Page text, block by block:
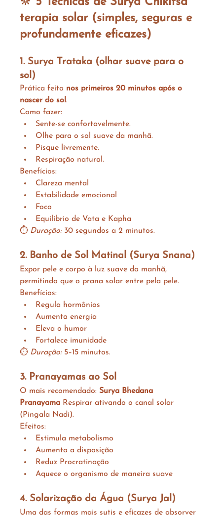
terapia solar (simples, seguras e
profundamente eficazes)
1. Surya Trataka (olhar suave para o
sol)
Prática feita nos primeiros 20 minutos após o
nascer do sol.
Como fazer:
Sente-se confortavelmente.
Olhe para o sol suave da manhã.
Pisque livremente.
Respiração natural.
Benefícios:
Clareza mental
Estabilidade emocional
Foco
Equilíbrio de Vata e Kapha
⏱️ Duração: 30 segundos a 2 minutos.
2. Banho de Sol Matinal (Surya Snana)
Expor pele e corpo à luz suave da manhã,
permitindo que o prana solar entre pela pele.
Benefícios:
Regula hormônios
Aumenta energia
Eleva o humor
Fortalece imunidade
⏱️ Duração: 5–15 minutos.
3. Pranayamas ao Sol
O mais recomendado: Surya Bhedana
Pranayama Respirar ativando o canal solar
(Pingala Nadi).
Efeitos:
Estimula metabolismo
Aumenta a disposição
Reduz Procratinação
Aquece o organismo de maneira suave
4. Solarização da Água (Surya Jal)
Uma das formas mais sutis e eficazes de absorver